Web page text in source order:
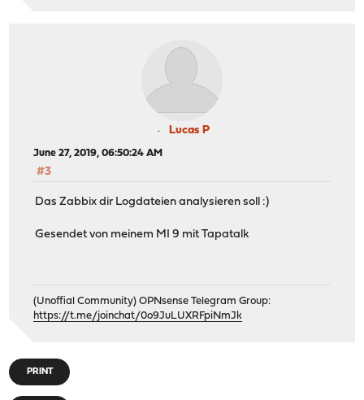
Lucas P
June 27, 2019, 06:50:24 AM
#3
Das Zabbix dir Logdateien analysieren soll :)
Gesendet von meinem MI 9 mit Tapatalk
(Unoffial Community) OPNsense Telegram Group:
https://t.me/joinchat/0o9JuLUXRFpiNmJk
PRINT